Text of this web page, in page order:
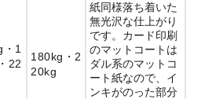
1
22
180kg
2
20kg
紙同様落ち着いた
無光沢な仕上がり
です。カード印刷
のマットコートは
ダル系のマットコ
ート紙なので、イ
ンキがのった部分